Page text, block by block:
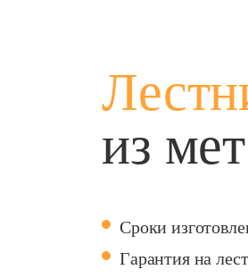
Помещение:
Внутренние
Чердачные
Лестницы в эркер
из
Сроки
Гарантия на